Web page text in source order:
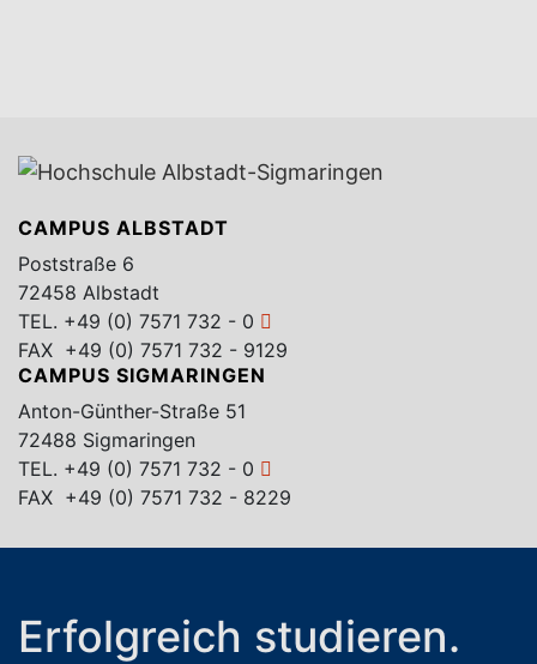
CAMPUS ALBSTADT
Poststraße 6
72458 Albstadt
TEL. +49 (0) 7571 732 - 0
FAX +49 (0) 7571 732 - 9129
CAMPUS SIGMARINGEN
Anton-Günther-Straße 51
72488 Sigmaringen
TEL. +49 (0) 7571 732 - 0
FAX +49 (0) 7571 732 - 8229
Erfolgreich studieren.